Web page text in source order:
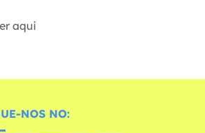
aqui
NOS NO: